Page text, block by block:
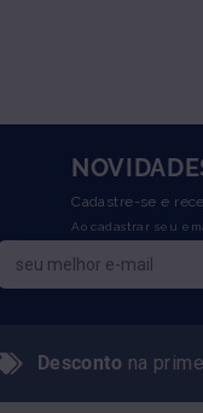
Cadastre-se e
Ao cadastrar seu
Desconto na